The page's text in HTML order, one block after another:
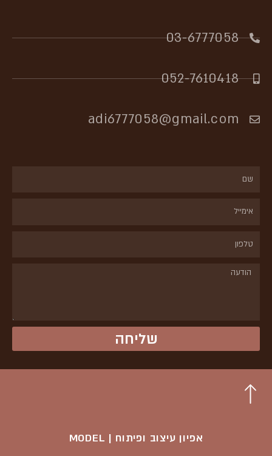
03-6777058​
052-7610418
adi6777058@gmail.com
הודעה
שליחה
אפיון עיצוב ופיתוח | MODEL